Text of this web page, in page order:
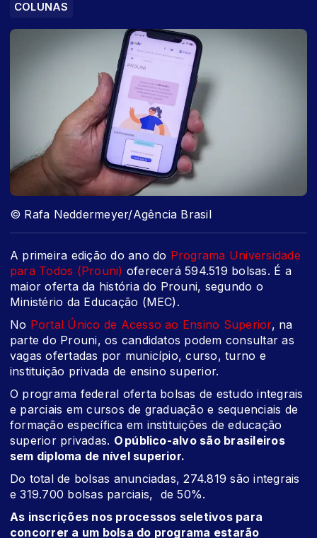
COLUNAS
© Rafa Neddermeyer/Agência Brasil
A primeira edição do ano do Programa Universidade
para Todos (Prouni) oferecerá 594.519 bolsas. É a
maior oferta da história do Prouni, segundo o
Ministério da Educação (MEC).
No Portal Único de Acesso ao Ensino Superior, na
parte do Prouni, os candidatos podem consultar as
vagas ofertadas por município, curso, turno e
instituição privada de ensino superior.
O programa federal oferta bolsas de estudo integrais
e parciais em cursos de graduação e sequenciais de
formação específica em instituições de educação
superior privadas. O público-alvo são brasileiros
sem diploma de nível superior.
Do total de bolsas anunciadas, 274.819 são integrais
e 319.700 bolsas parciais, de 50%.
As inscrições nos processos seletivos para
concorrer a um bolsa do programa estarão